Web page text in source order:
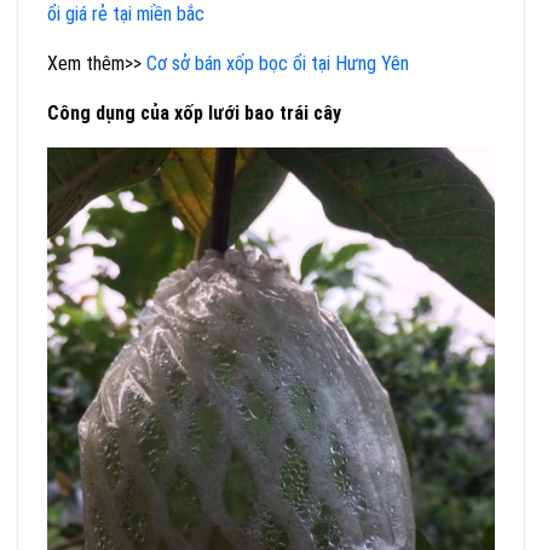
ổi giá rẻ tại miền bắc
Xem thêm>> Cơ sở bán xốp bọc ổi tại Hưng Yên
Công dụng của xốp lưới bao trái cây